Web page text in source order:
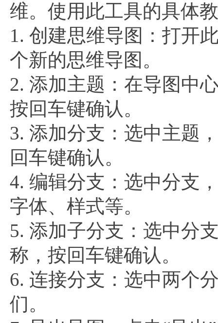
维。使用此工具的具体
1. 创建思维导图：打开
个新的思维导图。
2. 添加主题：在导图中
按回车键确认。
3. 添加分支：选中主题
回车键确认。
4. 编辑分支：选中分支
字体、样式等。
5. 添加子分支：选中分
称，按回车键确认。
6. 连接分支：选中两个
们。